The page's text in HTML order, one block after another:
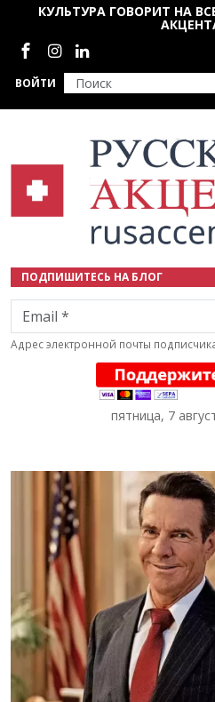
Перейти к основному
ВОЙТИ
КУЛЬТУРА ГОВОРИТ НА
Социальные сети
ПОДПИШИТЕСЬ НА БЛОГ
Email
Адрес электронной почты
пятница, 7